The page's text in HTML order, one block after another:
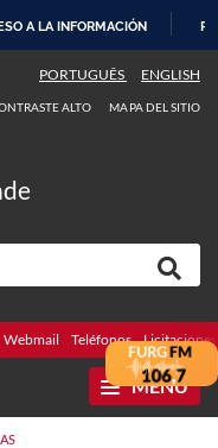
A LA INFORMACIÓN
PORTUGUÊS ENGLISH
ALTO MAPA DEL SITIO
Webmail Teléfonos Licitaciones
MENU